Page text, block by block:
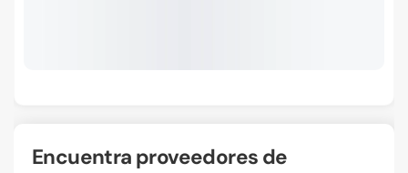
Encuentra proveedores de